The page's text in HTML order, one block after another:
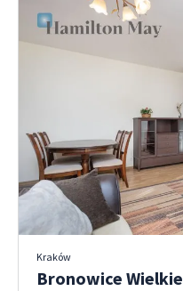
Kraków
Bronowice Wielkie